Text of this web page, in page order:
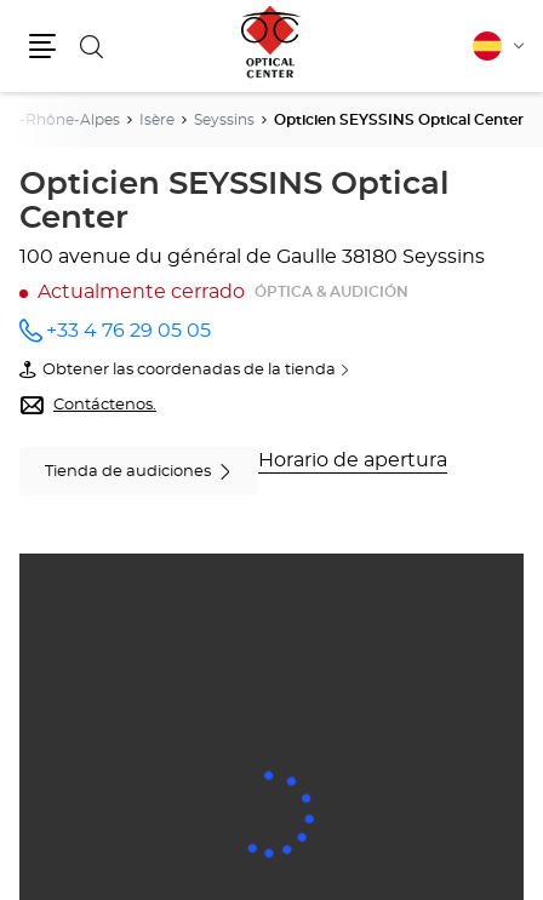
Buscar Español
Rhône-Alpes Isère Seyssins Opticien SEYSSINS Optical Center
Opticien SEYSSINS Optical
Center
100 avenue du général de Gaulle 38180 Seyssins
Actualmente cerrado
ÓPTICA & AUDICIÓN
número
de
teléfono
+33 4 76 29 05 05
Obtener las coordenadas de la tienda
de
Opticien
SEYSSINS
Contáctenos.
Tienda de audiciones
Horario de apertura